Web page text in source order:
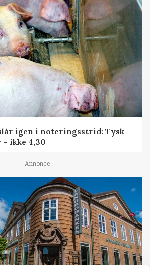
igen i noteringsstrid: Tysk
ikke 4,30
Annonce